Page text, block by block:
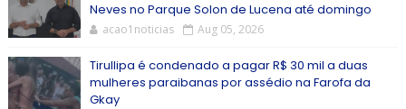
Neves no Parque Solon de Lucena até domingo
acao1noticias Aug 05, 2026
Tirullipa é condenado a pagar R$ 30 mil a duas
mulheres paraibanas por assédio na Farofa da
Gkay